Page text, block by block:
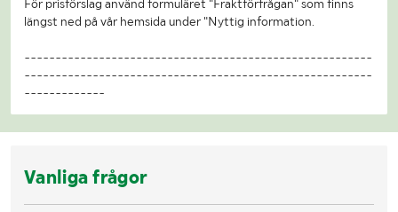
För prisförslag använd formuläret "Fraktförfrågan" som finns
längst ned på vår hemsida under "Nyttig information.
--------------------------------------------------------
--------------------------------------------------------
-------------
Vanliga frågor